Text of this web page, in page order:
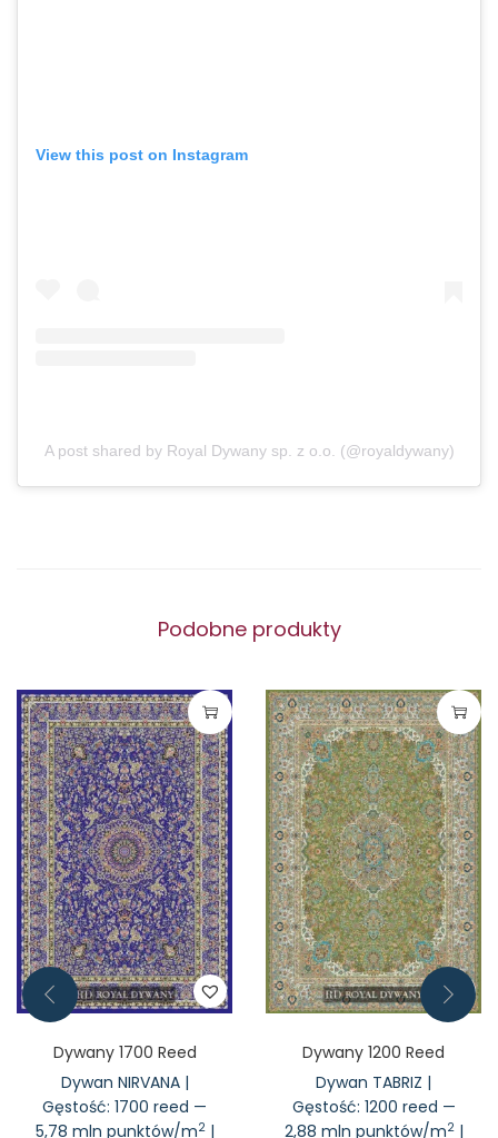
View this post on Instagram
A post shared by Royal Dywany sp. z o.o. (@royaldywany)
Podobne produkty
Dywany 1700 Reed
Dywan NIRVANA |
Gęstość: 1700 reed —
5,78 mln punktów/m2|
Dywany 1200 Reed
Dywan TABRIZ |
Gęstość: 1200 reed —
2,88 mln punktów/m2|